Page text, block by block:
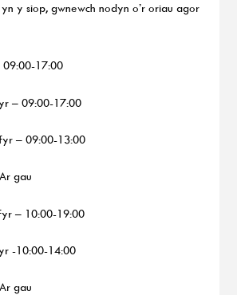
y siop, gwnewch nodyn o’r oriau agor
09:00-17:00
– 09:00-17:00
– 09:00-13:00
gau
– 10:00-19:00
-10:00-14:00
gau